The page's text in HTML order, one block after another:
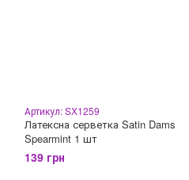
Артикул: SX1259
Латексна серветка Satin Dams
Spearmint 1 шт
139 грн